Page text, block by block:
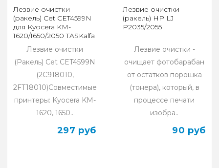
Лезвие очистки
(ракель) Cet CET4599N
для Kyocera KM-
1620/1650/2050 TASKalfa
180/220
Лезвие очистки
(Ракель) Cet CET4599N
(2C918010,
2FT18010)Совместимые
принтеры: Kyocera KM-
1620, 1650..
297 руб
Лезвие очистки
(ракель) HP LJ
P2035/2055
Лезвие очистки -
очищает фотобарабан
от остатков порошка
(тонера), который, в
процессе печати
изобра..
90 руб